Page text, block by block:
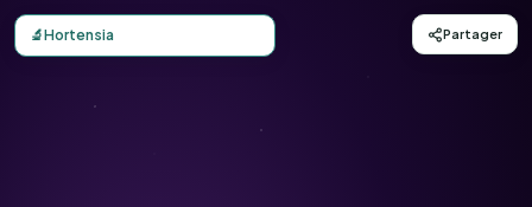
Carte d'observation du Hortensia (Hydrangea
🔬Hortensia Partager